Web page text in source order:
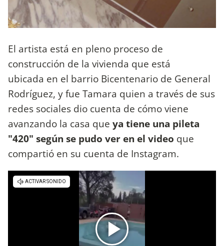
El artista está en pleno proceso de
construcción de la vivienda que está
ubicada en el barrio Bicentenario de General
Rodríguez, y fue Tamara quien a través de sus
redes sociales dio cuenta de cómo viene
avanzando la casa que ya tiene una pileta
"420" según se pudo ver en el video que
compartió en su cuenta de Instagram.